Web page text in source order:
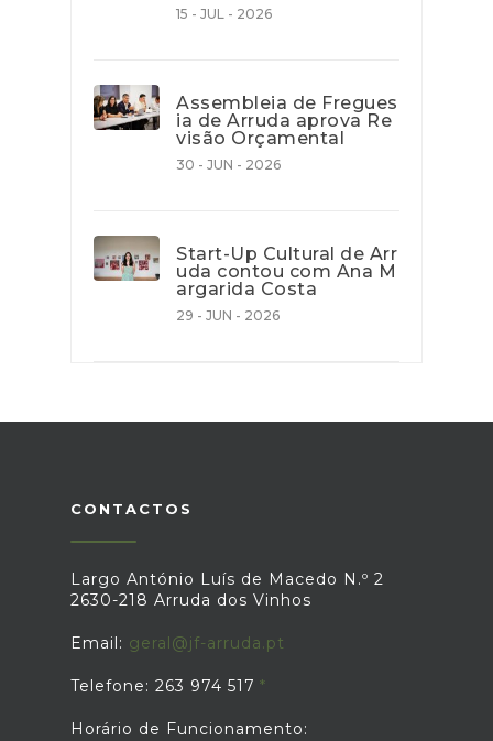
15 - JUL - 2026
Assembleia de Fregues
ia de Arruda aprova Re
visão Orçamental
30 - JUN - 2026
Start-Up Cultural de Arr
uda contou com Ana M
argarida Costa
29 - JUN - 2026
CONTACTOS
Largo António Luís de Macedo N.º 2
2630-218 Arruda dos Vinhos
Email: geral@jf-arruda.pt
Telefone: 263 974 517
Horário de Funcionamento: